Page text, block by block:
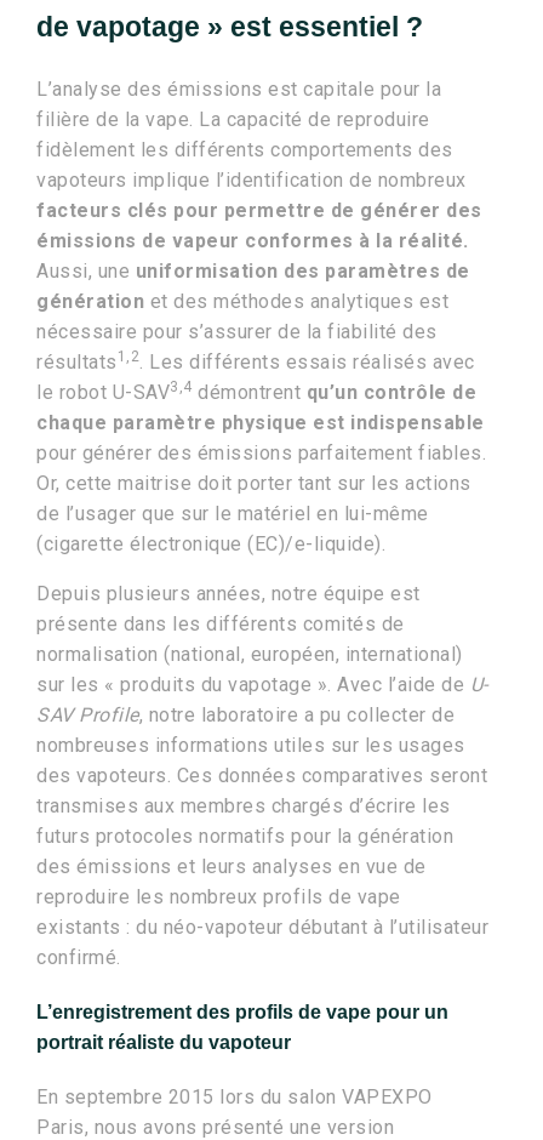
de vapotage » est essentiel ?
L’analyse des émissions est capitale pour la
filière de la vape. La capacité de reproduire
fidèlement les différents comportements des
vapoteurs implique l’identification de nombreux
facteurs clés pour permettre de générer des
émissions de vapeur conformes à la réalité.
Aussi, une uniformisation des paramètres de
génération et des méthodes analytiques est
nécessaire pour s’assurer de la fiabilité des
résultats 1,2. Les différents essais réalisés avec
le robot U-SAV3,4 démontrent qu’un contrôle de
chaque paramètre physique est indispensable
pour générer des émissions parfaitement fiables.
Or, cette maitrise doit porter tant sur les actions
de l’usager que sur le matériel en lui-même
(cigarette électronique (EC)/e-liquide).
Depuis plusieurs années, notre équipe est
présente dans les différents comités de
normalisation (national, européen, international)
sur les « produits du vapotage ». Avec l’aide de U-
SAV Profile, notre laboratoire a pu collecter de
nombreuses informations utiles sur les usages
des vapoteurs. Ces données comparatives seront
transmises aux membres chargés d’écrire les
futurs protocoles normatifs pour la génération
des émissions et leurs analyses en vue de
reproduire les nombreux profils de vape
existants : du néo-vapoteur débutant à l’utilisateur
confirmé.
L’enregistrement des profils de vape pour un
portrait réaliste du vapoteur
En septembre 2015 lors du salon VAPEXPO
Paris, nous avons présenté une version